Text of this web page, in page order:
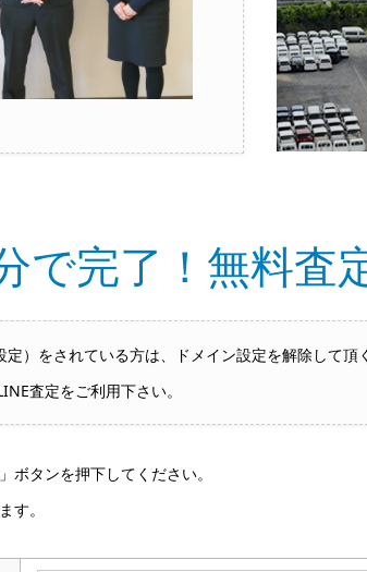
で完了！無料査
）をされている方は、ドメイン設定を解除して
査定をご利用下さい。
タンを押下してください。
す。